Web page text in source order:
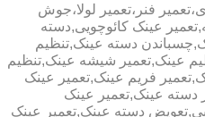
فنر،تعمیر لولا،جوش
عینک کائوچویی,دسته
دسته عینک,تنظیم
عینک,تعمیر شیشه عینک,تنظیم
فریم عینک,تعمیر عینک
عینک,تعمیر عینک
دسته عینک,تعمیر عینک